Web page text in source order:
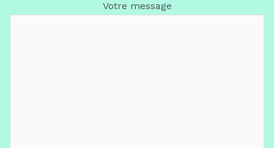
Votre message